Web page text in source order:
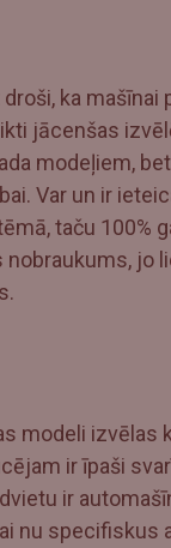
ka mašīnai
jācenšas
modeļiem,
Var un ir
taču 100%
nobraukums,
modeli izvēlas
ir īpaši
ir
nu specifiskus